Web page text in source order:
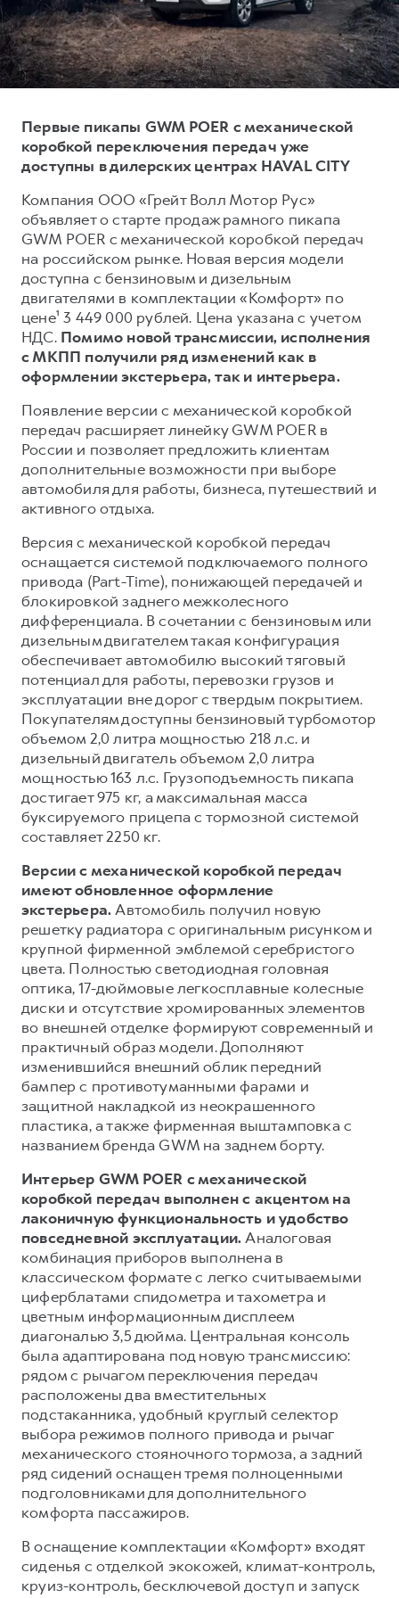
DARGO
от 3 199 000 ₽
DARGO X
от 3 499 000 ₽
F7
от 2 899 000 ₽ от 3 599 000 ₽
POER
от 3 449 000 ₽
Тест-драйв
Трейд-ин
Кредитный калькулятор
Страхование
Кредит
КОРПОРАТИВНЫМ КЛИЕНТАМ
Для малого бизнеса
Корпоративным клиентам
Крупным корпоративным клиентам
Система управления автопарком
Сервис для корпоративных клиентов
HAVAL Лизинг
АКСЕССУАРЫ HAVAL
Автомобильные аксессуары
Коллекция CITY
Коллекция Базовая
Коллекция Детская
СЕРВИСНОЕ ОБСЛУЖИВАНИЕ
Нулевое ТО
Программа «Помощь на дороге»
Электронный ПТС
ПОДДЕРЖКА
GWM Безопасность
Гарантия HAVAL
Мобильное приложение GWM
Программа «HAVAL Защита+»
Руководства по эксплуатации
Подписки
АКСЕССУАРЫ HAVAL
Автомобильные аксессуары
Коллекция CITY
Коллекция Базовая
Коллекция Детская
О дилере
Наша команда
Контакты
Первые пикапы GWM POER с механической
коробкой переключения передач уже
доступны в дилерских центрах HAVAL CITY
Компания ООО «Грейт Волл Мотор Рус»
объявляет о старте продаж рамного пикапа
GWM POER с механической коробкой передач
на российском рынке. Новая версия модели
доступна с бензиновым и дизельным
двигателями в комплектации «Комфорт» по
цене¹ 3 449 000 рублей. Цена указана с учетом
НДС. Помимо новой трансмиссии, исполнения
с МКПП получили ряд изменений как в
оформлении экстерьера, так и интерьера.
Появление версии с механической коробкой
передач расширяет линейку GWM POER в
России и позволяет предложить клиентам
дополнительные возможности при выборе
автомобиля для работы, бизнеса, путешествий и
активного отдыха.
Версия с механической коробкой передач
оснащается системой подключаемого полного
привода (Part-Time), понижающей передачей и
блокировкой заднего межколесного
дифференциала. В сочетании с бензиновым или
дизельным двигателем такая конфигурация
обеспечивает автомобилю высокий тяговый
потенциал для работы, перевозки грузов и
эксплуатации вне дорог с твердым покрытием.
Покупателям доступны бензиновый турбомотор
объемом 2,0 литра мощностью 218 л.с. и
дизельный двигатель объемом 2,0 литра
мощностью 163 л.с. Грузоподъемность пикапа
достигает 975 кг, а максимальная масса
буксируемого прицепа с тормозной системой
составляет 2250 кг.
Версии с механической коробкой передач
имеют обновленное оформление
экстерьера.Автомобиль получил новую
решетку радиатора с оригинальным рисунком и
крупной фирменной эмблемой серебристого
цвета. Полностью светодиодная головная
оптика, 17-дюймовые легкосплавные колесные
диски и отсутствие хромированных элементов
во внешней отделке формируют современный и
практичный образ модели. Дополняют
изменившийся внешний облик передний
бампер с противотуманными фарами и
защитной накладкой из неокрашенного
пластика, а также фирменная выштамповка с
названием бренда GWM на заднем борту.
Интерьер GWM POER с механической
коробкой передач выполнен с акцентом на
лаконичную функциональность и удобство
повседневной эксплуатации.Аналоговая
комбинация приборов выполнена в
классическом формате с легко считываемыми
циферблатами спидометра и тахометра и
цветным информационным дисплеем
диагональю 3,5 дюйма. Центральная консоль
была адаптирована под новую трансмиссию:
рядом с рычагом переключения передач
расположены два вместительных
подстаканника, удобный круглый селектор
выбора режимов полного привода и рычаг
механического стояночного тормоза, а задний
ряд сидений оснащен тремя полноценными
подголовниками для дополнительного
комфорта пассажиров.
В оснащение комплектации «Комфорт» входят
сиденья с отделкой экокожей, климат-контроль,
круиз-контроль, бесключевой доступ и запуск